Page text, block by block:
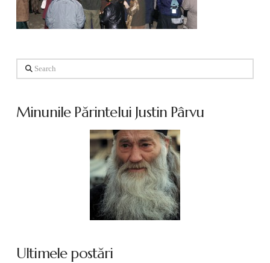
Search
Minunile Părintelui Justin Pârvu
Ultimele postări